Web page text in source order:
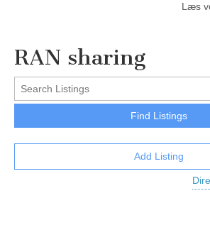
Læs
RAN sharing
Add Listing